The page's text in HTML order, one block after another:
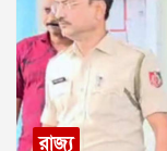
রাজ্য